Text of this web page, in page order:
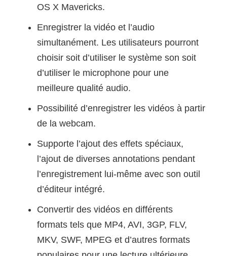
OS X Mavericks.
Enregistrer la vidéo et l’audio
simultanément. Les utilisateurs pourront
choisir soit d’utiliser le système son soit
d’utiliser le microphone pour une
meilleure qualité audio.
Possibilité d’enregistrer les vidéos à partir
de la webcam.
Supporte l’ajout des effets spéciaux,
l’ajout de diverses annotations pendant
l’enregistrement lui-même avec son outil
d’éditeur intégré.
Convertir des vidéos en différents
formats tels que MP4, AVI, 3GP, FLV,
MKV, SWF, MPEG et d’autres formats